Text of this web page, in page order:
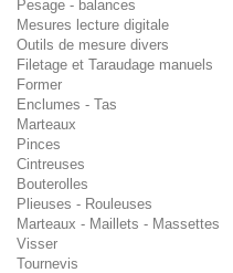
Pesage - balances
Mesures lecture digitale
Outils de mesure divers
Filetage et Taraudage manuels
Former
Enclumes - Tas
Marteaux
Pinces
Cintreuses
Bouterolles
Plieuses - Rouleuses
Marteaux - Maillets - Massettes
Visser
Tournevis